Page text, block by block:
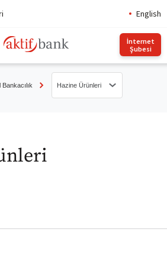
English
İnternet
Şubesi
Hazine Ürünleri